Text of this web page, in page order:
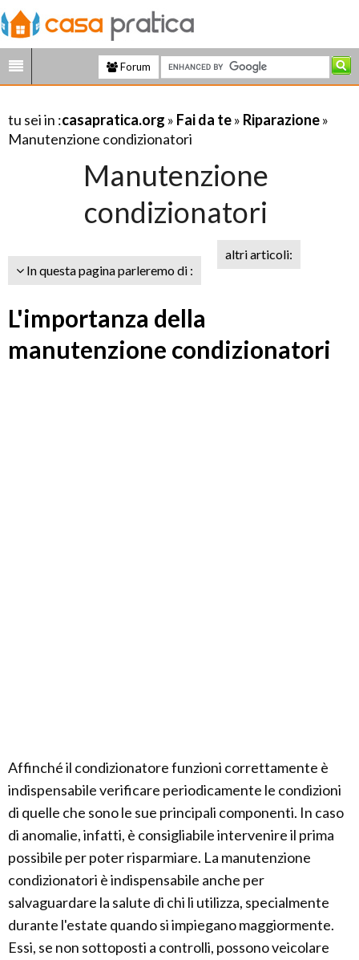
Forum
tu sei in :casapratica.org » Fai da te» Riparazione»
Manutenzione condizionatori
Manutenzione
condizionatori
In questa pagina parleremo di :
altri articoli:
L'importanza della
manutenzione condizionatori
Affinché il condizionatore funzioni correttamente è
indispensabile verificare periodicamente le condizioni
di quelle che sono le sue principali componenti. In caso
di anomalie, infatti, è consigliabile intervenire il prima
possibile per poter risparmiare. La manutenzione
condizionatori è indispensabile anche per
salvaguardare la salute di chi li utilizza, specialmente
durante l'estate quando si impiegano maggiormente.
Essi, se non sottoposti a controlli, possono veicolare